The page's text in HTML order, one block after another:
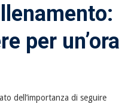
per un’ora
dell’importanza di seguire